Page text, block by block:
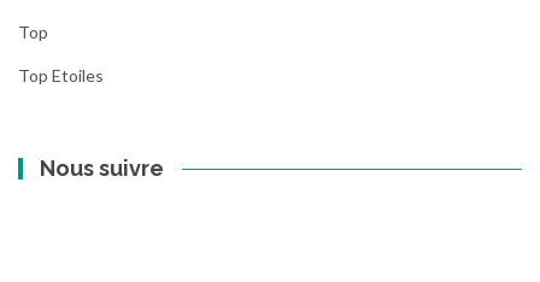
Top
Top Etoiles
Nous suivre